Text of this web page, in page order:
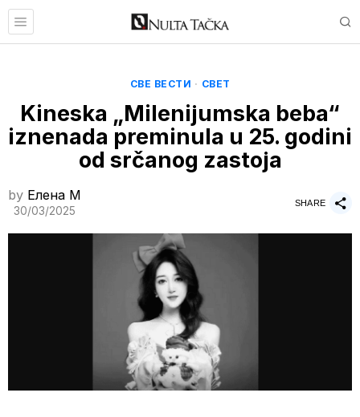
СВЕ ВЕСТИ · СВЕТ
Kineska „Milenijumska beba“
iznenada preminula u 25. godini
od srčanog zastoja
by Елена M
30/03/2025
SHARE